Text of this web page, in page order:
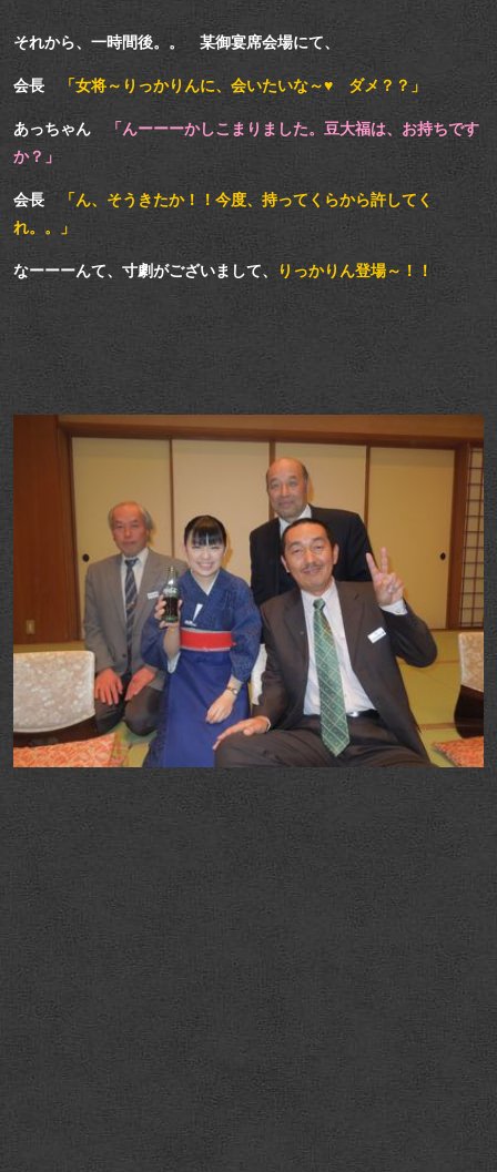
それから、一時間後。。 某御宴席会場にて、
会長 「女将～りっかりんに、会いたいな～♥ ダメ？？」
あっちゃん 「んーーーかしこまりました。豆大福は、お持ちです
か？」
会長
「ん、そうきたか！！今度、持ってくらから許してく
れ。。」
なーーーんて、寸劇がございまして、 りっかりん登場～！！